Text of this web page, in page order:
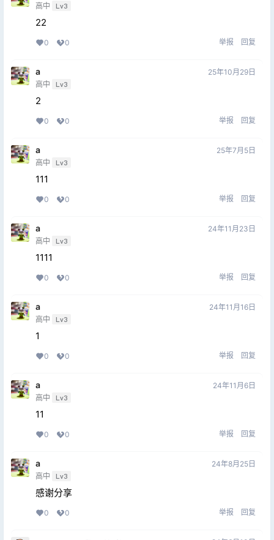
高中 Lv3
22
0 0 举报 回复
a
高中 Lv3
25年10月29日
2
0 0 举报 回复
a
高中 Lv3
25年7月5日
111
0 0 举报 回复
a
高中 Lv3
24年11月23日
1111
0 0 举报 回复
a
高中 Lv3
24年11月16日
1
0 0 举报 回复
a
高中 Lv3
24年11月6日
11
0 0 举报 回复
a
高中 Lv3
24年8月25日
感谢分享
0 0 举报 回复